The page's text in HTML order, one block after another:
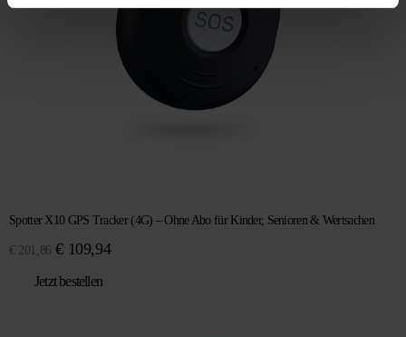
Spotter X10 GPS Tracker (4G) – Ohne Abo für Kinder, Senioren & Wertsachen
€ 201,86 Ursprünglicher
war:
€ 109,94Aktueller
Jetzt bestellen